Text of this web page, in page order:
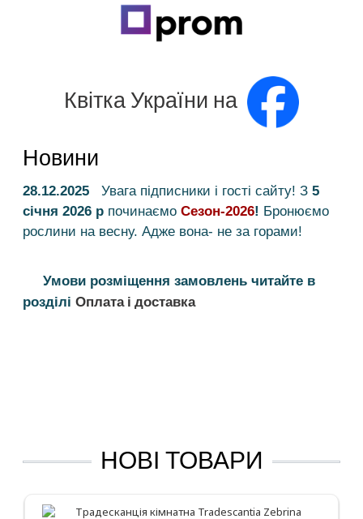
Квітка України на
Новини
28.12.2025 Увага підписники і гості сайту! З 5
січня 2026 р починаємо Сезон-2026! Бронюємо
рослини на весну. Адже вона- не за горами!
Умови розміщення замовлень читайте в
розділі Оплата і доставка
НОВІ ТОВАРИ